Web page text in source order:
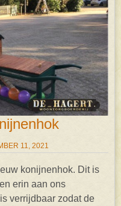
11, 2021
konijnenhok. Dit is
erin aan ons
verrijdbaar zodat de